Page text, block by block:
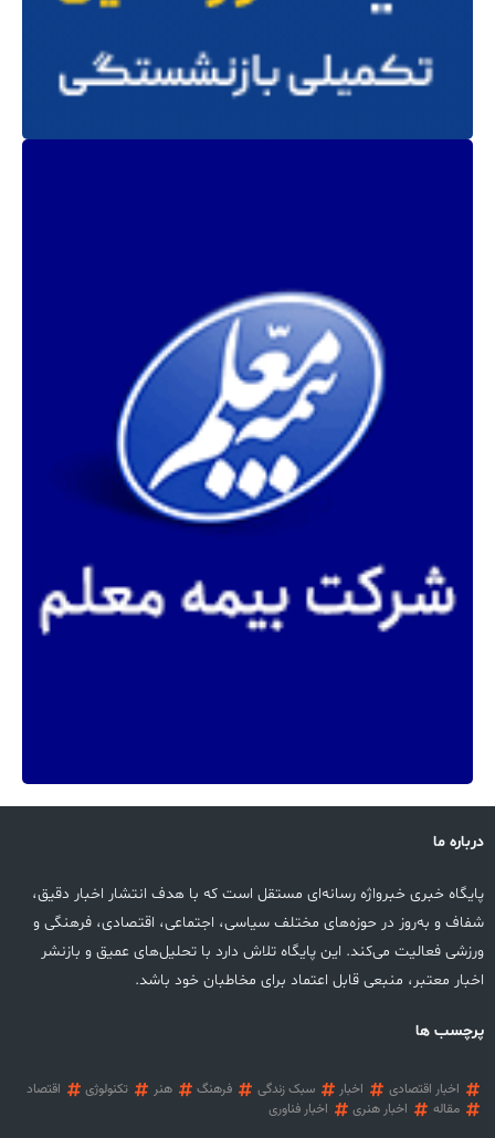
درباره ما
پایگاه خبری خبرواژه رسانه‌ای مستقل است که با هدف انتشار اخبار دقیق،
شفاف و به‌روز در حوزه‌های مختلف سیاسی، اجتماعی، اقتصادی، فرهنگی و
ورزشی فعالیت می‌کند. این پایگاه تلاش دارد با تحلیل‌های عمیق و بازنشر
اخبار معتبر، منبعی قابل اعتماد برای مخاطبان خود باشد.
پرچسب ها
اخبار اقتصادی اخبار سبک زندگی فرهنگ هنر تکنولوژی
اقتصاد
مقاله
اخبار هنری اخبار فناوری